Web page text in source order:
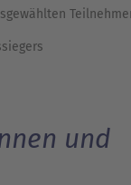
ausgewählten
und